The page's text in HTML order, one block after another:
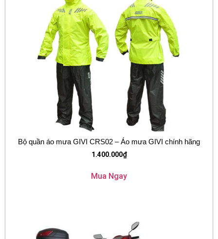
Bộ quần áo mưa GIVI CRS02 – Áo mưa GIVI chính hãng
1.400.000₫
Mua Ngay